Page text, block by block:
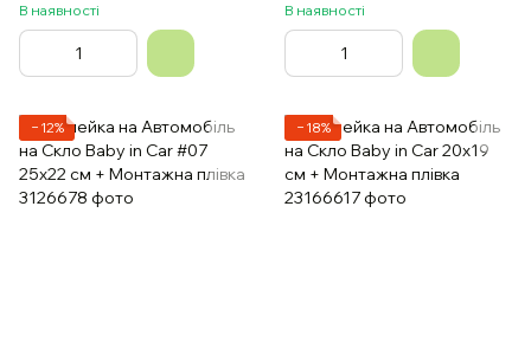
В наявності
В наявності
−12% −18%